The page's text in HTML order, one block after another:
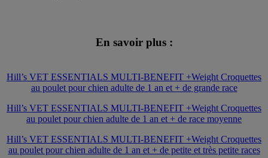
En savoir plus :
Hill’s VET ESSENTIALS MULTI-BENEFIT +Weight Croquettes
au poulet pour chien adulte de 1 an et + de grande race
Hill’s VET ESSENTIALS MULTI-BENEFIT +Weight Croquettes
au poulet pour chien adulte de 1 an et + de race moyenne
Hill’s VET ESSENTIALS MULTI-BENEFIT +Weight Croquettes
au poulet pour chien adulte de 1 an et + de petite et très petite races